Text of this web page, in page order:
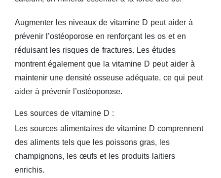
Augmenter les niveaux de vitamine D peut aider à
prévenir l’ostéoporose en renforçant les os et en
réduisant les risques de fractures. Les études
montrent également que la vitamine D peut aider à
maintenir une densité osseuse adéquate, ce qui peut
aider à prévenir l’ostéoporose.
Les sources de vitamine D :
Les sources alimentaires de vitamine D comprennent
des aliments tels que les poissons gras, les
champignons, les œufs et les produits laitiers
enrichis.